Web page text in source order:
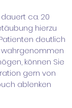
ca. 20
hierzu
deutlich
können Sie
gern von
ablenken